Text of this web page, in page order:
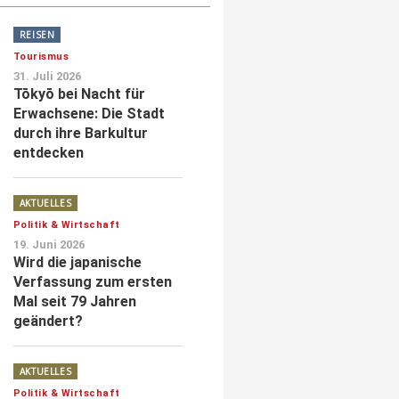
REISEN
Tourismus
31. Juli 2026
Tōkyō bei Nacht für
Erwachsene: Die Stadt
durch ihre Barkultur
entdecken
AKTUELLES
Politik & Wirtschaft
19. Juni 2026
Wird die japanische
Verfassung zum ersten
Mal seit 79 Jahren
geändert?
AKTUELLES
Politik & Wirtschaft